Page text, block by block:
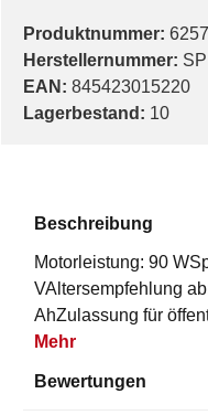
Produktnummer:
Herstellernummer:
EAN: 845423015220
Lagerbestand: 10
Beschreibung
Motorleistung: 90
VAltersempfehlung
AhZulassung für
Mehr
Bewertungen